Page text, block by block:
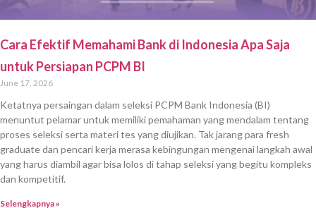
Cara Efektif Memahami Bank di Indonesia Apa Saja
untuk Persiapan PCPM BI
June 17, 2026
Ketatnya persaingan dalam seleksi PCPM Bank Indonesia (BI)
menuntut pelamar untuk memiliki pemahaman yang mendalam tentang
proses seleksi serta materi tes yang diujikan. Tak jarang para fresh
graduate dan pencari kerja merasa kebingungan mengenai langkah awal
yang harus diambil agar bisa lolos di tahap seleksi yang begitu kompleks
dan kompetitif.
Selengkapnya »